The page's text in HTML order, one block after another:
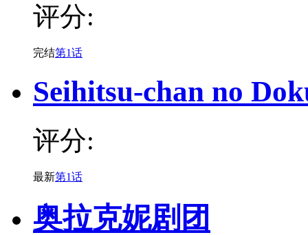
评分:
完结第1话
Seihitsu-chan no
评分:
最新第1话
奥拉克妮剧团